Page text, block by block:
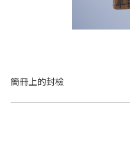
簡冊上的封檢